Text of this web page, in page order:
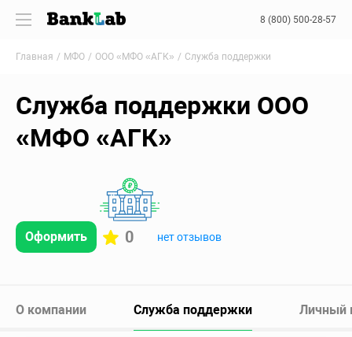
8 (800) 500-28-57
Главная МФО ООО «МФО «АГК» Служба поддержки
Служба поддержки ООО
«МФО «АГК»
Оформить 0 нет отзывов
О компании Служба поддержки Личный